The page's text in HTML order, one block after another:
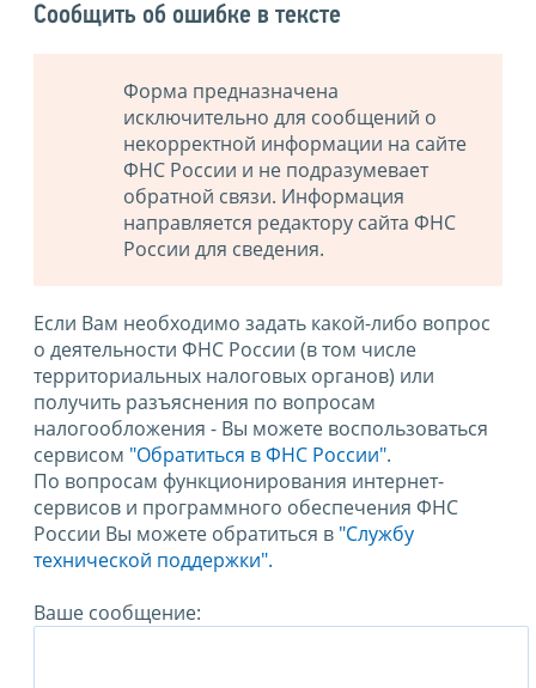
Сообщить об ошибке в тексте
Форма предназначена
исключительно для сообщений о
некорректной информации на сайте
ФНС России и не подразумевает
обратной связи. Информация
направляется редактору сайта ФНС
России для сведения.
Если Вам необходимо задать какой-либо вопрос
о деятельности ФНС России (в том числе
территориальных налоговых органов) или
получить разъяснения по вопросам
налогообложения - Вы можете воспользоваться
сервисом "Обратиться в ФНС России".
По вопросам функционирования интернет-
сервисов и программного обеспечения ФНС
России Вы можете обратиться в "Службу
технической поддержки".
Ваше сообщение: